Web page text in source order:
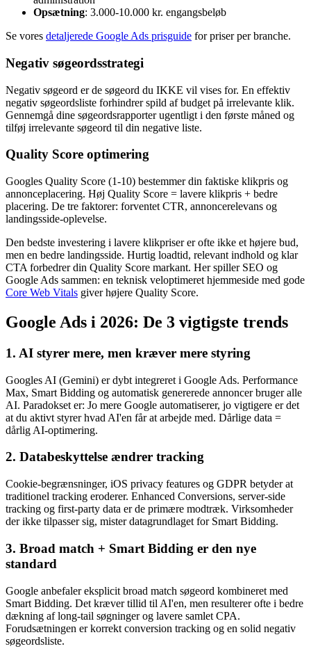
Opsætning: 3.000-10.000 kr. engangsbeløb
Se vores detaljerede Google Ads prisguide for priser per branche.
Negativ søgeordsstrategi
Negativ søgeord er de søgeord du IKKE vil vises for. En effektiv
negativ søgeordsliste forhindrer spild af budget på irrelevante klik.
Gennemgå dine søgeordsrapporter ugentligt i den første måned og
tilføj irrelevante søgeord til din negative liste.
Quality Score optimering
Googles Quality Score (1-10) bestemmer din faktiske klikpris og
annonceplacering. Høj Quality Score = lavere klikpris + bedre
placering. De tre faktorer: forventet CTR, annoncerelevans og
landingsside-oplevelse.
Den bedste investering i lavere klikpriser er ofte ikke et højere bud,
men en bedre landingsside. Hurtig loadtid, relevant indhold og klar
CTA forbedrer din Quality Score markant. Her spiller SEO og
Google Ads sammen: en teknisk veloptimeret hjemmeside med gode
Core Web Vitals giver højere Quality Score.
Google Ads i 2026: De 3 vigtigste trends
1. AI styrer mere, men kræver mere styring
Googles AI (Gemini) er dybt integreret i Google Ads. Performance
Max, Smart Bidding og automatisk genererede annoncer bruger alle
AI. Paradokset er: Jo mere Google automatiserer, jo vigtigere er det
at du aktivt styrer hvad AI'en får at arbejde med. Dårlige data =
dårlig AI-optimering.
2. Databeskyttelse ændrer tracking
Cookie-begrænsninger, iOS privacy features og GDPR betyder at
traditionel tracking eroderer. Enhanced Conversions, server-side
tracking og first-party data er de primære modtræk. Virksomheder
der ikke tilpasser sig, mister datagrundlaget for Smart Bidding.
3. Broad match + Smart Bidding er den nye
standard
Google anbefaler eksplicit broad match søgeord kombineret med
Smart Bidding. Det kræver tillid til AI'en, men resulterer ofte i bedre
dækning af long-tail søgninger og lavere samlet CPA.
Forudsætningen er korrekt conversion tracking og en solid negativ
søgeordsliste.